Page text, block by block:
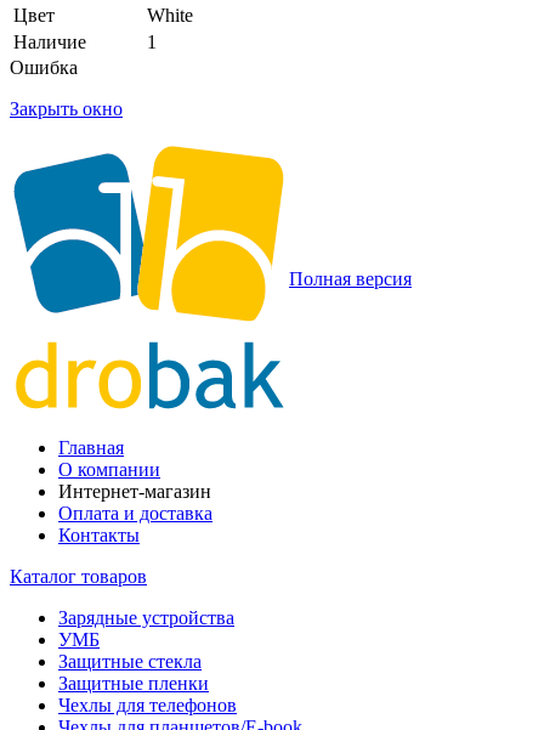
Цвет
White
Наличие
1
Ошибка
Закрыть окно
Полная версия
Главная
О компании
Интернет-магазин
Оплата и доставка
Контакты
Каталог товаров
Зарядные устройства
УМБ
Защитные стекла
Защитные пленки
Чехлы для телефонов